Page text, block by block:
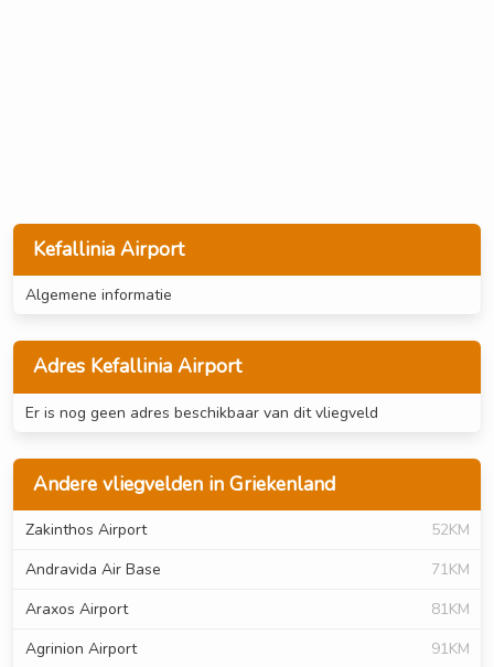
Kefallinia Airport
Algemene informatie
Adres Kefallinia Airport
Er is nog geen adres beschikbaar van dit vliegveld
Andere vliegvelden in Griekenland
Zakinthos Airport
52KM
Andravida Air Base
71KM
Araxos Airport
81KM
Agrinion Airport
91KM